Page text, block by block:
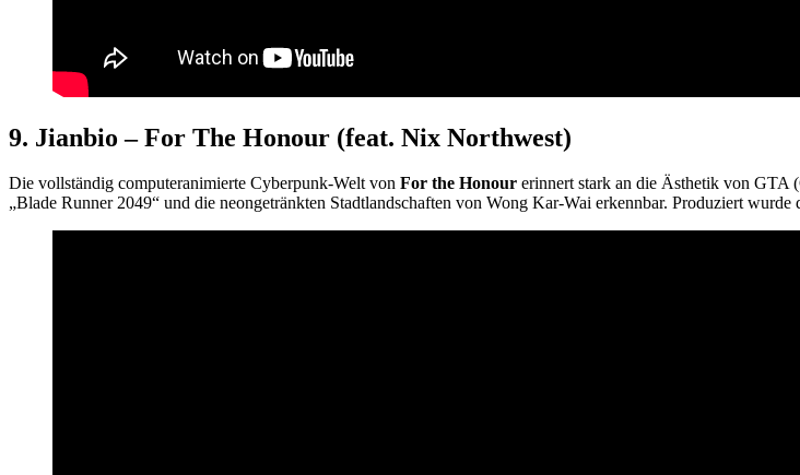
9. Jianbio – For The Honour (feat. Nix Northwest)
Die vollständig computeranimierte Cyberpunk-Welt von For the Honour erinnert stark an die Ästhetik von GTA
„Blade Runner 2049“ und die neongetränkten Stadtlandschaften von Wong Kar-Wai erkennbar. Produziert wurde